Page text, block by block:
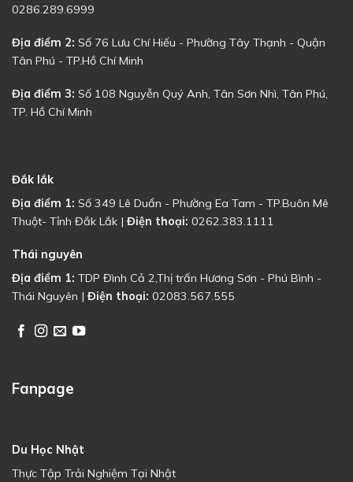
0286.289.6999
Địa điểm 2: Số 76 Lưu Chí Hiếu - Phường Tây Thạnh - Quận
Tân Phú - TP.Hồ Chí Minh
Địa điểm 3: Số 108 Nguyễn Quý Anh, Tân Sơn Nhì, Tân Phú,
TP. Hồ Chí Minh
Đắk lắk
Địa điểm 1: Số 349 Lê Duẩn - Phường Ea Tam - TP.Buôn Mê
Thuột- Tỉnh Đắk Lắk | Điện thoại: 0262.383.1111
Thái nguyên
Địa điểm 1: TDP Đình Cả 2,Thị trấn Hương Sơn - Phú Bình -
Thái Nguyên | Điện thoại: 02083.567.555
Fanpage
Du Học Nhật
Thực Tập Trải Nghiệm Tại Nhật